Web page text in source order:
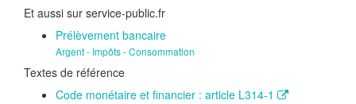
Et aussi sur service-public.fr
Prélèvement bancaire
Argent - Impôts - Consommation
Textes de référence
Code monétaire et financier : article L314-1